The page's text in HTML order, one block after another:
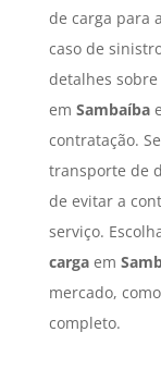
de carga para
caso de
detalhes
em Sambaíba
contratação.
transporte de
de evitar a
serviço.
cargaem
mercado,
completo.